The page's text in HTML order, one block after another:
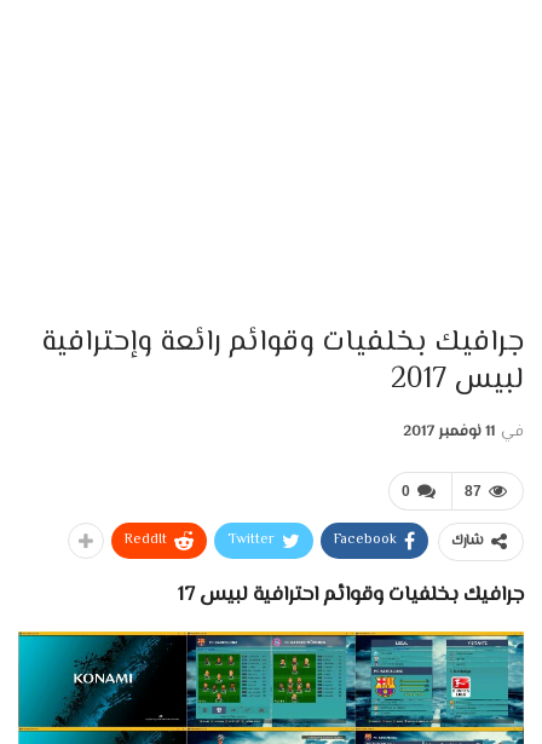
جرافيك بخلفيات وقوائم رائعة وإحترافية
لبيس 2017
في 11 نوفمبر 2017
0 87
شارك Facebook
Twitter
ReddIt
جرافيك بخلفيات وقوائم احترافية لبيس 17